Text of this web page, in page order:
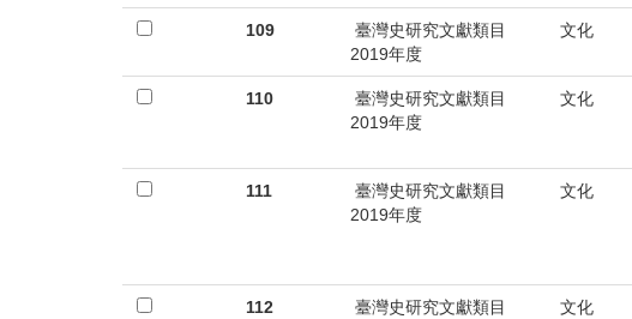
109
臺灣史研究文獻類目
2019年度
文化
110
臺灣史研究文獻類目
2019年度
文化
111
臺灣史研究文獻類目
2019年度
文化
112
臺灣史研究文獻類目
文化